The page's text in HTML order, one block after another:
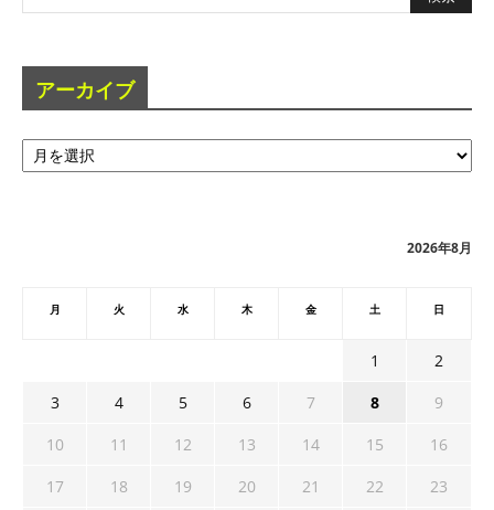
アーカイブ
ア
ー
2026年8月
月 火 水 木 金 土 日
1
2
3
4 5 6 7 8
9
10
11 12 13 14 15
16
17
18 19 20 21 22
23